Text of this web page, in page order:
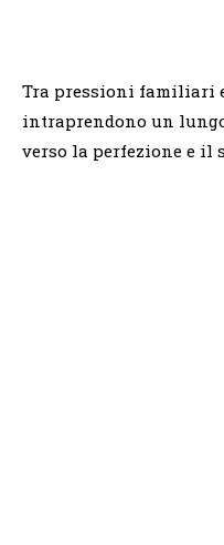
Tra pressioni familiari
intraprendono un
verso la perfezione e il